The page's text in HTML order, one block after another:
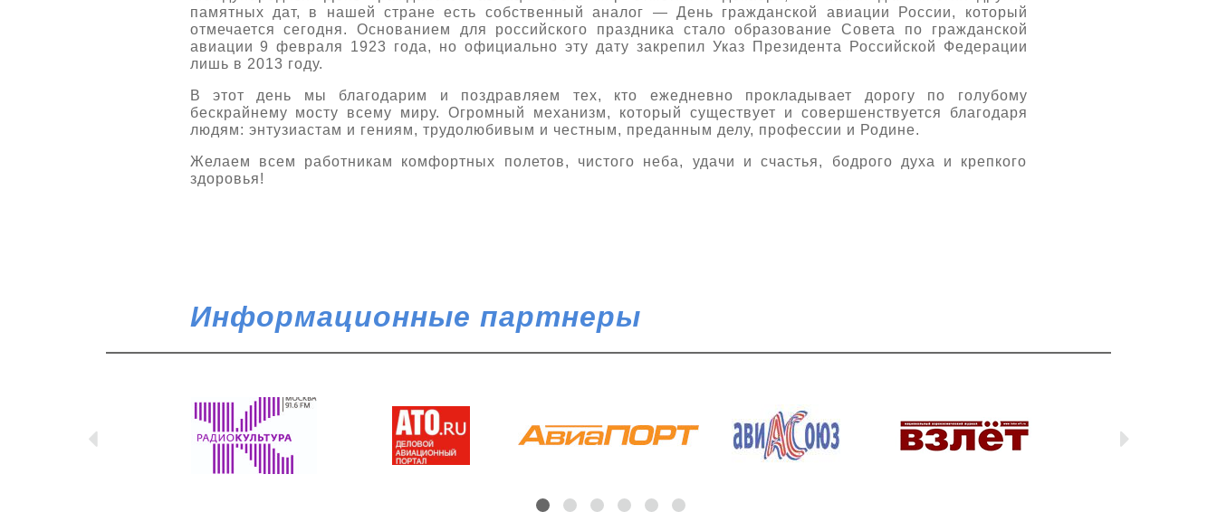
памятных дат, в нашей стране есть собственный аналог — День гражданской авиации России, который
отмечается сегодня. Основанием для российского праздника стало образование Совета по гражданской
авиации 9 февраля 1923 года, но официально эту дату закрепил Указ Президента Российской Федерации
лишь в 2013 году.
В этот день мы благодарим и поздравляем тех, кто ежедневно прокладывает дорогу по голубому
бескрайнему мосту всему миру. Огромный механизм, который существует и совершенствуется благодаря
людям: энтузиастам и гениям, трудолюбивым и честным, преданным делу, профессии и Родине.
Желаем всем работникам комфортных полетов, чистого неба, удачи и счастья, бодрого духа и крепкого
здоровья!
Информационные партнеры